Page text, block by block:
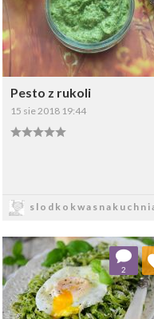
Pesto z rukoli
15 sie 2018 19:44
2
Dodaj do
Wybierz